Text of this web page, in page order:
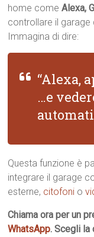
home comeAlexa,
controllare il
Immagina di dire:
“Alexa,
…e
Questa funzione è
integrare il garage
esterne, citofoni o
Chiama ora per un
WhatsApp. Scegli la